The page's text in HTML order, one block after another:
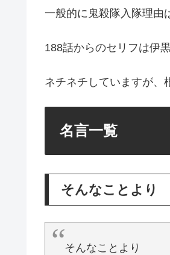
一般的に鬼殺隊入隊理由
188話からのセリフは伊
ネチネチしていますが、
名言一覧
そんなことより
そんなことより